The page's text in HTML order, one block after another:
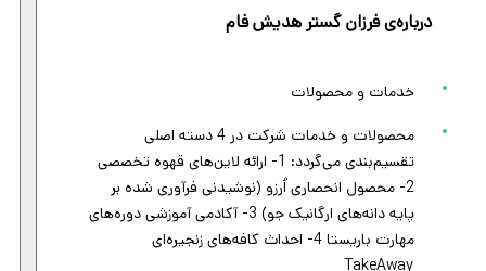
درباره‌ی فرزان گستر هدیش فام
خدمات و محصولات
محصولات و خدمات شرکت در 4 دسته اصلی
تقسیم‌بندی می‌گردد: 1- ارائه لاین‌های قهوه تخصصی
2- محصول انحصاری اُرزو (نوشیدنی فرآوری شده بر
پایه دانه‌های ارگانیک جو) 3- آکادمی آموزشی دوره‌های
مهارت باریستا 4- احداث کافه‌های زنجیره‌ای